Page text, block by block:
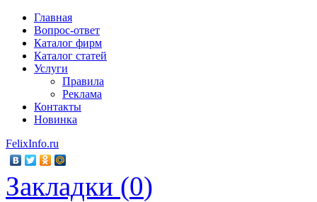
Главная
Вопрос-ответ
Каталог фирм
Каталог статей
Услуги
Правила
Реклама
Контакты
Новинка
FelixInfo.ru
Закладки (0)